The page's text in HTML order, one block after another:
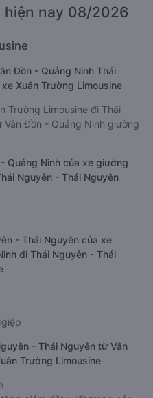
hiện nay 08/2026
Đồn - Quảng Ninh Thái
Xuân Trường Limousine
Trường Limousine đi Thái
Đồn - Quảng Ninh giường
Quảng Ninh của xe giường
Nguyên - Thái Nguyên
- Thái Nguyên của xe
đi Thái Nguyên - Thái
- Thái Nguyên từ Vân
Trường Limousine